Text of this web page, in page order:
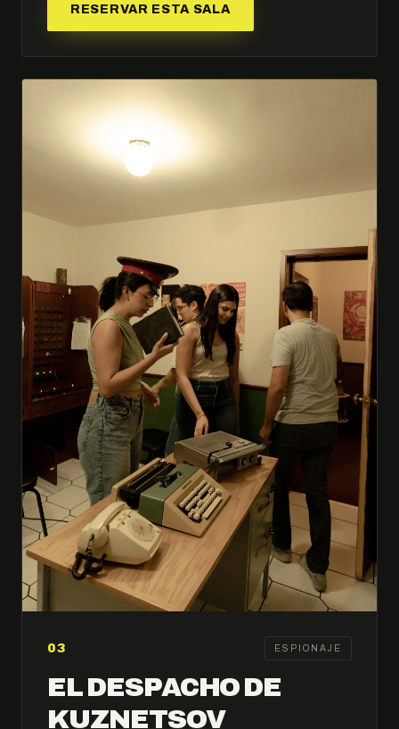
RESERVAR ESTA SALA
03 ESPIONAJE
EL DESPACHO DE
KUZNETSOV